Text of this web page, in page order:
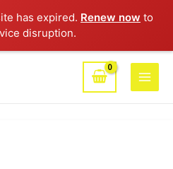
has expired. Renew now to
disruption.
Main